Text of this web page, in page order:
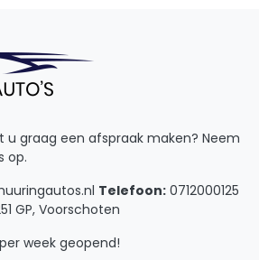
u graag een afspraak maken? Neem
op.
Telefoon: 0712000125
GP, Voorschoten
week geopend!